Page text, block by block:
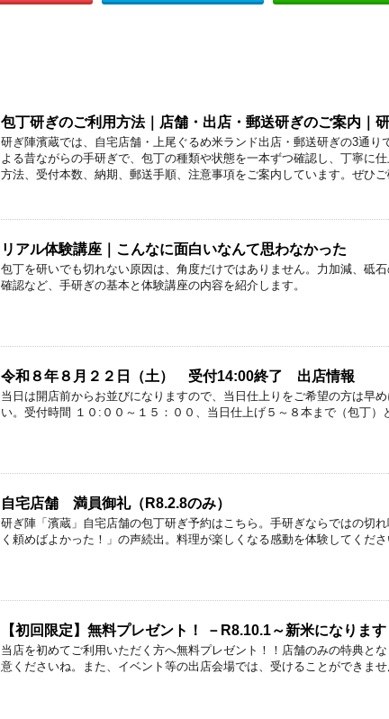
包丁研ぎのご利用方法｜店舗・出店・郵送研ぎのご案内｜
研ぎ陣濱蔵では、自宅店舗・上尾ぐるめ米ランド出店・郵送研ぎの3通り
よる昔ながらの手研ぎで、包丁の種類や状態を一本ずつ確認し、丁寧に
方法、受付本数、納期、郵送手順、注意事項をご案内しています。ぜひご
リアル体験講座｜こんなに面白いなんて思わなかった
包丁を研いでも切れない原因は、角度だけではありません。力加減、砥
確認など、手研ぎの基本と体験講座の内容を紹介します。
令和８年８月２２日（土） 受付14:00終了 出店情報
当日は開店前からお並びになりますので、当日仕上りをご希望の方は早
い。受付時間 １０:００～１５：００、当日仕上げ５～８本まで（包丁）
自宅店舗 満員御礼（R8.2.8のみ）
研ぎ陣「濱蔵」自宅店舗の包丁研ぎ予約はこちら。手研ぎならではの切
く頼めばよかった！」の声続出。料理が楽しくなる感動を体験してくださ
【初回限定】無料プレゼント！ －R8.10.1～新米になります
当店を初めてご利用いただく方へ無料プレゼント！！店舗のみの特典と
意くださいね。また、イベント等の出店会場では、受けることができませ